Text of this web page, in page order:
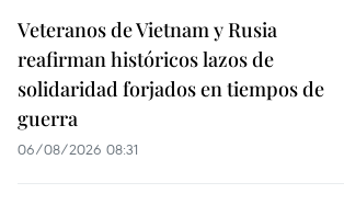
Veteranos de Vietnam y Rusia
reafirman históricos lazos de
solidaridad forjados en tiempos de
guerra
06/08/2026 08:31